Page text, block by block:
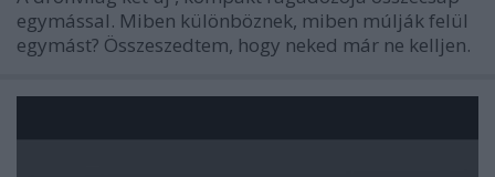
egymással. Miben különböznek, miben múlják felül
egymást? Összeszedtem, hogy neked már ne kelljen.